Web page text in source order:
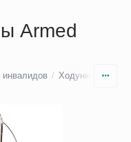
Armed
инвалидов / Ходунки для